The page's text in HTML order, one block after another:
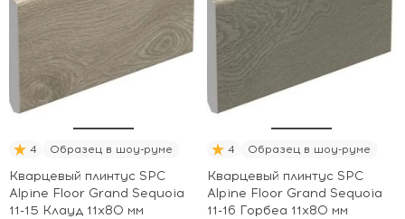
4 Образец в шоу-руме
Кварцевый плинтус SPC
Alpine Floor Grand Sequoia
11-15 Клауд 11х80 мм
4 Образец в шоу-руме
Кварцевый плинтус SPC
Alpine Floor Grand Sequoia
11-16 Горбеа 11х80 мм